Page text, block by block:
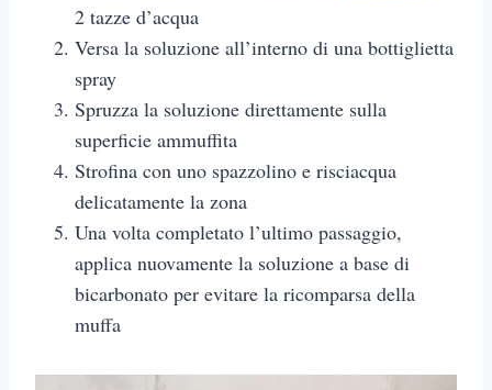
2 tazze d’acqua
Versa la soluzione all’interno di una bottiglietta
spray
Spruzza la soluzione direttamente sulla
superficie ammuffita
Strofina con uno spazzolino e risciacqua
delicatamente la zona
Una volta completato l’ultimo passaggio,
applica nuovamente la soluzione a base di
bicarbonato per evitare la ricomparsa della
muffa